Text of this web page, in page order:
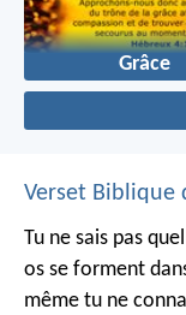
Grâce
Verset Biblique
Tu ne sais pas
os se forment
même tu ne